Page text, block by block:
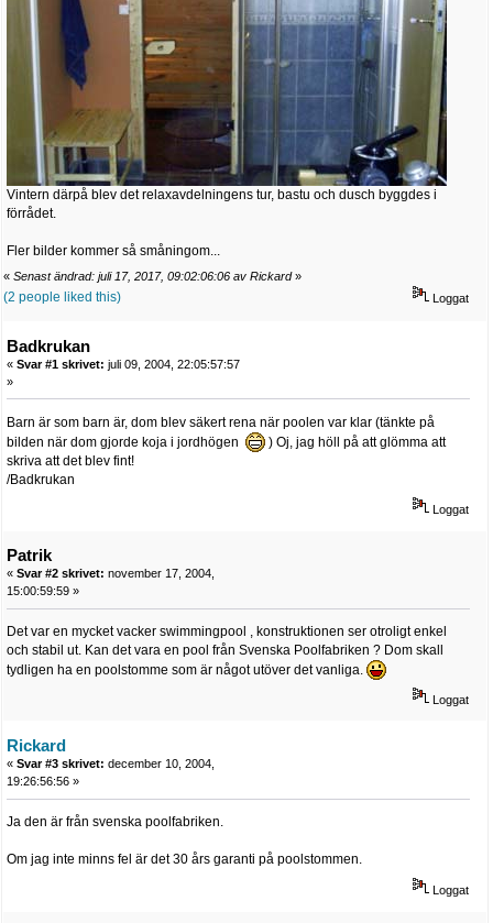
Vintern därpå blev det relaxavdelningens tur, bastu och dusch byggdes i
förrådet.
Fler bilder kommer så småningom...
« Senast ändrad: juli 17, 2017, 09:02:06:06 av Rickard»
Loggat
(2 people liked this)
Badkrukan
« Svar #1 skrivet: juli 09, 2004, 22:05:57:57
»
Barn är som barn är, dom blev säkert rena när poolen var klar (tänkte på
bilden när dom gjorde koja i jordhögen
) Oj, jag höll på att glömma att
skriva att det blev fint!
/Badkrukan
Loggat
Patrik
« Svar #2 skrivet: november 17, 2004,
15:00:59:59 »
Det var en mycket vacker swimmingpool , konstruktionen ser otroligt enkel
och stabil ut. Kan det vara en pool från Svenska Poolfabriken ? Dom skall
tydligen ha en poolstomme som är något utöver det vanliga.
Loggat
Rickard
« Svar #3 skrivet: december 10, 2004,
19:26:56:56 »
Ja den är från svenska poolfabriken.
Om jag inte minns fel är det 30 års garanti på poolstommen.
Loggat